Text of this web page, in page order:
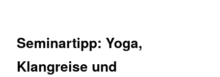
Seminartipp: Yoga,
Klangreise und